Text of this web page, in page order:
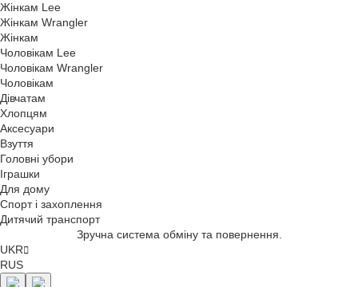
Жінкам Lee
Жінкам Wrangler
Жінкам
Чоловікам Lee
Чоловікам Wrangler
Чоловікам
Дівчатам
Хлопцям
Аксесуари
Взуття
Головні убори
Іграшки
Для дому
Спорт і захоплення
Дитячий транспорт
Зручна система обміну та повернення.
UKR
RUS